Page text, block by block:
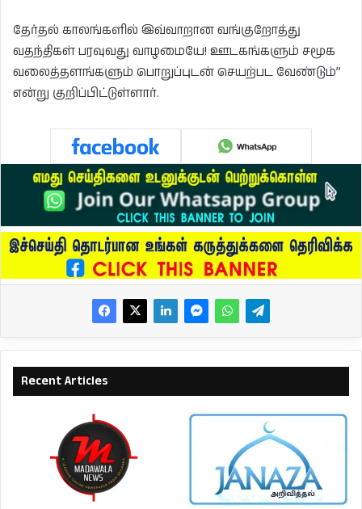
தேர்தல் காலங்களில் இவ்வாறான வங்குறோத்து
வதந்திகள் பரவுவது வாழமையே! ஊடகங்களும் சமூக
வலைத்தளங்களும் பொறுப்புடன் செயற்பட வேண்டும்”
என்று குறிப்பிட்டுள்ளார்.
Recent Articles